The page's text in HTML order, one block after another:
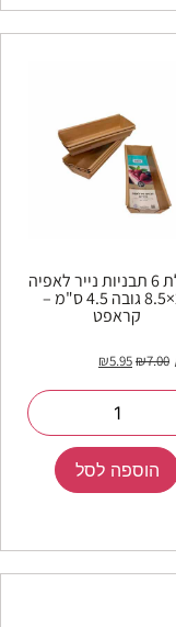
חבילת 6 תבניות נייר לאפיה
22×8.5 גובה 4.5 ס"מ –
קראפט
₪7.00
₪5.95
הוספה לסל